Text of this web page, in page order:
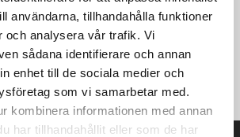
användarna, tillhandahålla funktioner
och analysera vår trafik. Vi
sådana identifierare och annan
enhet till de sociala medier och
som vi samarbetar med.
kombinera informationen med annan
har tillhandahållit eller som de har
rörelsefrihet • Platt resårband i midjan
• Bar/gel-ficka på vadens baksida •
balans mellan front/bak vid rörelse •
insida håller tightsen på plats •